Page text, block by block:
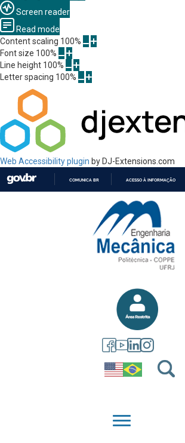
Screen reader
Read mode
Content scaling 100%
Font size 100%
Line height 100%
Letter spacing 100%
Web Accessibility plugin by DJ-Extensions.com
PARA
CONTEÚDO
COMUNICA BR ACESSO À INFORMAÇÃO
QUEM SOMOS